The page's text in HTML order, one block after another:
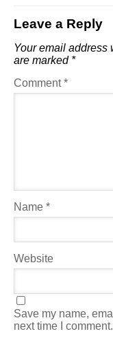
Leave a Reply
Your email address
are marked *
Comment*
Name *
Website
Save my name,
next time I comment.